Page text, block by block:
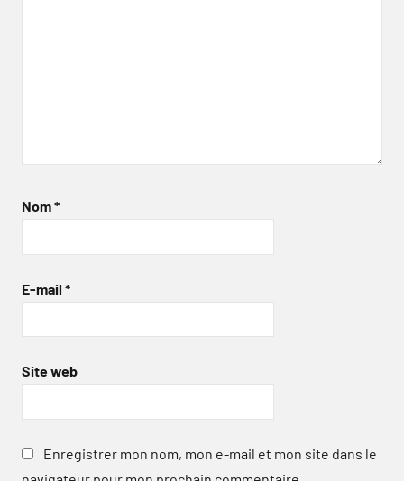
Nom*
E-mail *
Site web
Enregistrer mon nom, mon e-mail et mon site dans le